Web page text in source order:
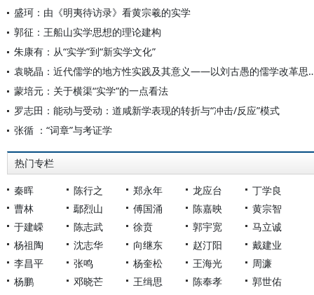
盛珂：由《明夷待访录》看黄宗羲的实学
郭征：王船山实学思想的理论建构
朱康有：从“实学”到“新实学文化”
袁晓晶：近代儒学的地方性实
蒙培元：关于横渠“实学”的一点看法
罗志田：能动与受动：道咸新学表现的转折与“冲击/反应”模式
张循 ：“词章”与考证学
热门专栏
秦晖 陈行之 郑永年 龙应台
丁学良
曹林
鄢烈山 傅国涌 陈嘉映
黄宗智
于建嵘
陈志武 徐贲 郭宇宽
马立诚
杨祖陶
沈志华 向继东 赵汀阳
戴建业
李昌平
张鸣 杨奎松 王海光
周濂
杨鹏
邓晓芒 王缉思 陈奉孝
郭世佑